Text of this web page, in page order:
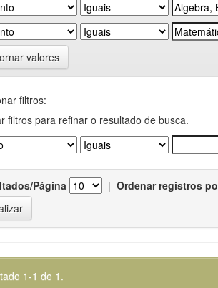
valores
filtros:
filtros para refinar o resultado de busca.
Página | Ordenar registros
1-1 de 1.